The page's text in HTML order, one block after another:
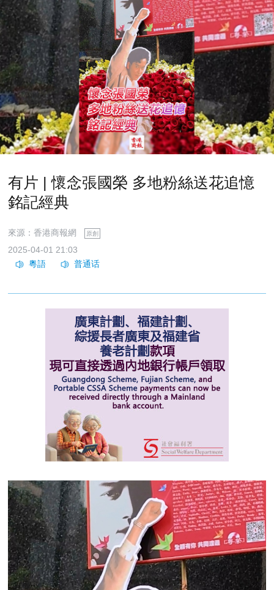
有片 | 懷念張國榮 多地粉絲送花追憶
銘記經典
來源：香港商報網 原創
2025-04-01 21:03